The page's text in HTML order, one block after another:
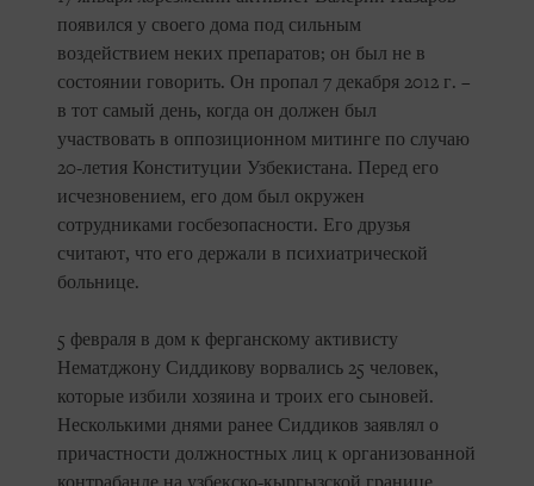
появился у своего дома под сильным
воздействием неких препаратов; он был не в
состоянии говорить. Он пропал 7 декабря 2012 г. –
в тот самый день, когда он должен был
участвовать в оппозиционном митинге по случаю
20-летия Конституции Узбекистана. Перед его
исчезновением, его дом был окружен
сотрудниками госбезопасности. Его друзья
считают, что его держали в психиатрической
больнице.
5 февраля в дом к ферганскому активисту
Нематджону Сиддикову ворвались 25 человек,
которые избили хозяина и троих его сыновей.
Несколькими днями ранее Сиддиков заявлял о
причастности должностных лиц к организованной